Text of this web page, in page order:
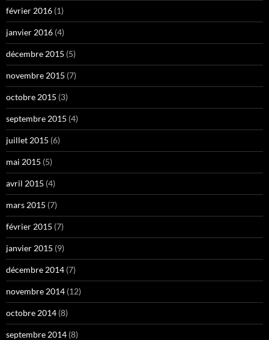
février 2016 (1)
janvier 2016 (4)
décembre 2015 (5)
novembre 2015 (7)
octobre 2015 (3)
septembre 2015 (4)
juillet 2015 (6)
mai 2015 (5)
avril 2015 (4)
mars 2015 (7)
février 2015 (7)
janvier 2015 (9)
décembre 2014 (7)
novembre 2014 (12)
octobre 2014 (8)
septembre 2014 (8)